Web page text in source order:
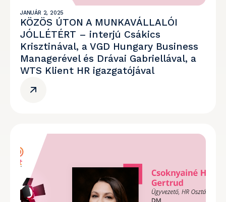
JANUÁR 2, 2025
KÖZÖS ÚTON A MUNKAVÁLLALÓI
JÓLLÉTÉRT – interjú Csákics
Krisztinával, a VGD Hungary Business
Managerével és Drávai Gabriellával, a
WTS Klient HR igazgatójával